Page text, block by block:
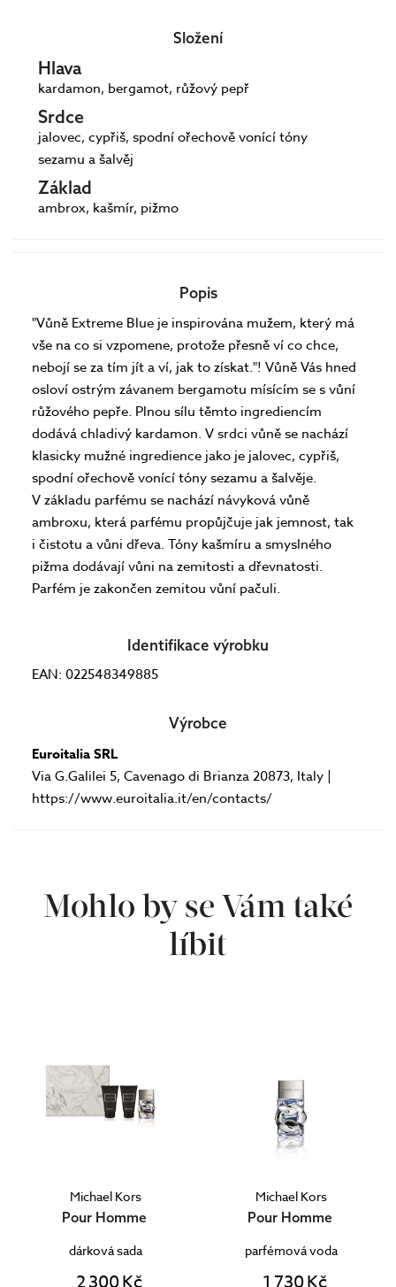
Složení
Hlava
kardamon, bergamot, růžový pepř
Srdce
jalovec, cypřiš, spodní ořechově vonící tóny
sezamu a šalvěj
Základ
ambrox, kašmír, pižmo
Popis
"Vůně Extreme Blue je inspirována mužem, který má
vše na co si vzpomene, protože přesně ví co chce,
nebojí se za tím jít a ví, jak to získat."! Vůně Vás hned
osloví ostrým závanem bergamotu mísícím se s vůní
růžového pepře. Plnou sílu těmto ingrediencím
dodává chladivý kardamon. V srdci vůně se nachází
klasicky mužné ingredience jako je jalovec, cypřiš,
spodní ořechově vonící tóny sezamu a šalvěje.
V základu parfému se nachází návyková vůně
ambroxu, která parfému propůjčuje jak jemnost, tak
i čistotu a vůni dřeva. Tóny kašmíru a smyslného
pižma dodávají vůni na zemitosti a dřevnatosti.
Parfém je zakončen zemitou vůní pačuli.
Identifikace výrobku
EAN: 022548349885
Výrobce
Euroitalia SRL
Via G.Galilei 5, Cavenago di Brianza 20873, Italy |
https://www.euroitalia.it/en/contacts/
Mohlo by se Vám také
líbit
Michael Kors
Pour Homme
dárková sada
Michael Kors
Pour Homme
parfémová voda